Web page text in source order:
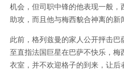
机会，但司职中锋的他表现一般
助攻，而且他与梅西貌合神离的新
此前，格列兹曼的家人公开抨击
至直指法国巨星在巴萨不快乐，
衣室，并不欢迎格子的到来，让后